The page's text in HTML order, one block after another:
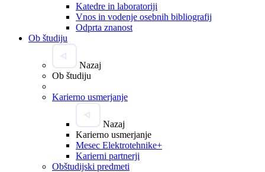
Katedre in laboratoriji
Vnos in vodenje osebnih bibliografij
Odprta znanost
Ob študiju
Nazaj
Ob študiju
Karierno usmerjanje
Nazaj
Karierno usmerjanje
Mesec Elektrotehnike+
Karierni partnerji
Obštudijski predmeti